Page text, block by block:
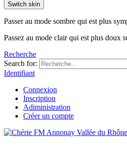
Switch skin
Passer au mode sombre qui est plus
Passez au mode clair qui est plus doux
Recherche
Search for:
Identifiant
Connexion
Inscription
Adiministration
Créer un compte